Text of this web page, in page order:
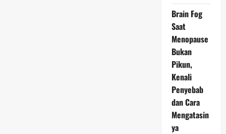
Brain Fog
Saat
Menopause
Bukan
Pikun,
Kenali
Penyebab
dan Cara
Mengatasin
ya